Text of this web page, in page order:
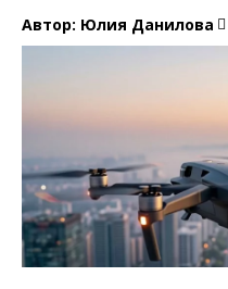
Автор: Юлия Данилова